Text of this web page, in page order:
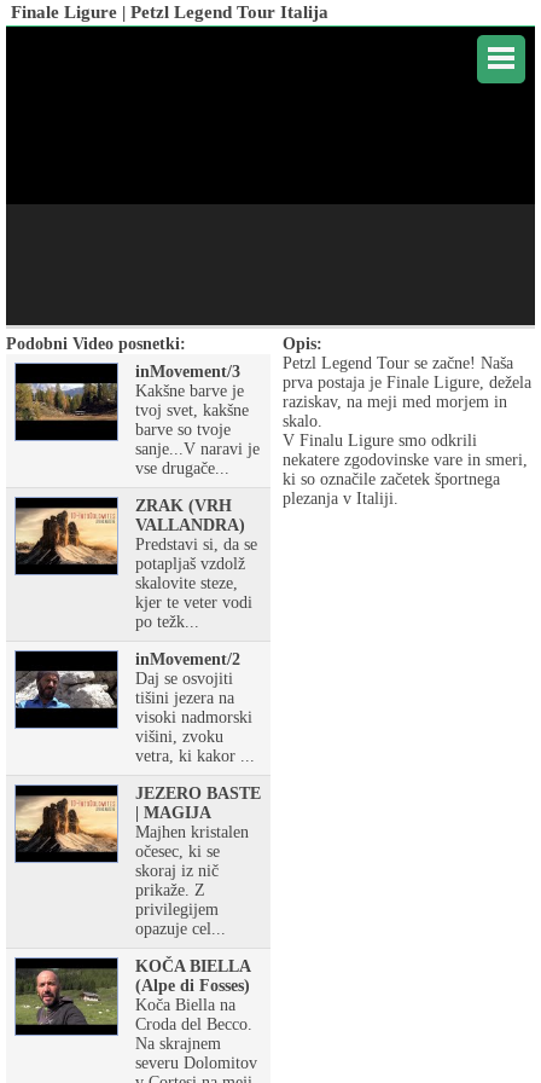
Finale Ligure | Petzl Legend Tour Italija
Podobni Video posnetki:
inMovement/3
Kakšne barve je
tvoj svet, kakšne
barve so tvoje
sanje...V naravi je
vse drugače...
ZRAK (VRH
VALLANDRA)
Predstavi si, da se
potapljaš vzdolž
skalovite steze,
kjer te veter vodi
po težk...
inMovement/2
Daj se osvojiti
tišini jezera na
visoki nadmorski
višini, zvoku
vetra, ki kakor ...
JEZERO BASTE
| MAGIJA
Majhen kristalen
očesec, ki se
skoraj iz nič
prikaže. Z
privilegijem
opazuje cel...
KOČA BIELLA
(Alpe di Fosses)
Koča Biella na
Croda del Becco.
Na skrajnem
severu Dolomitov
Opis:
Petzl Legend Tour se začne! Naša
prva postaja je Finale Ligure, dežela
raziskav, na meji med morjem in
skalo.
V Finalu Ligure smo odkrili
nekatere zgodovinske vare in smeri,
ki so označile začetek športnega
plezanja v Italiji.